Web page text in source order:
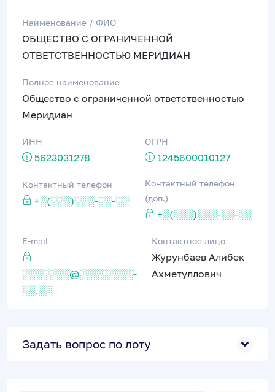
Наименование / ФИО
ОБЩЕСТВО С ОГРАНИЧЕННОЙ
ОТВЕТСТВЕННОСТЬЮ МЕРИДИАН
Полное наименование
Общество с ограниченной ответственностью
Меридиан
ИНН
5623031278
ОГРН
1245600010127
Контактный телефон
+░(░░░)░░░-░░-░░
Контактный телефон
(доп.)
+░(░░░)░░░-░░-░░
E-mail
░░░░░░░@░░░░░░░░-
░░.░░
Контактное лицо
Журунбаев Алибек
Ахметуллович
Задать вопрос по лоту